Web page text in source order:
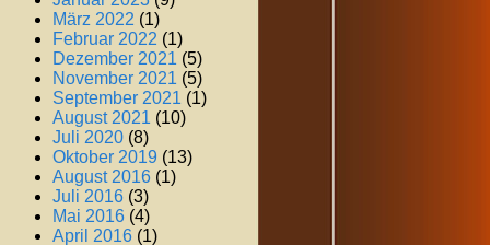
März 2022 (1)
Februar 2022 (1)
Dezember 2021 (5)
November 2021 (5)
September 2021 (1)
August 2021 (10)
Juli 2020 (8)
Oktober 2019 (13)
August 2016 (1)
Juli 2016 (3)
Mai 2016 (4)
April 2016 (1)